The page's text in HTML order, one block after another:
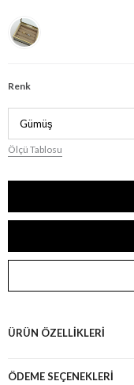
Renk
Ölçü Tablosu
ÜRÜN ÖZELLIKLERI
ÖDEME SEÇENEKLERI